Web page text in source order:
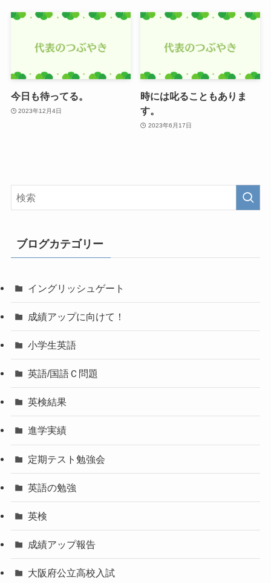
今日も待ってる。
2023年12月4日
時には叱ることもありま
す。
2023年6月17日
ブログカテゴリー
イングリッシュゲート
成績アップに向けて！
小学生英語
英語/国語Ｃ問題
英検結果
進学実績
定期テスト勉強会
英語の勉強
英検
成績アップ報告
大阪府公立高校入試